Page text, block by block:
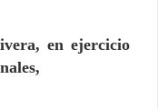
en ejercicio